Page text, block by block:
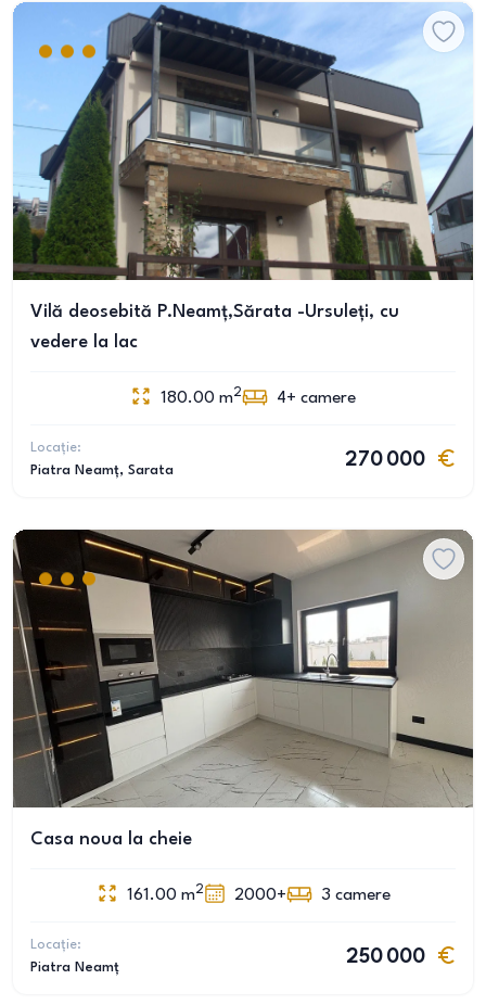
Vilă deosebită P.Neamț,Sărata -Ursuleți, cu
vedere la lac
180.00 m2 4+ camere
Locație:
Piatra Neamț, Sarata
270 000
Casa noua la cheie
161.00 m2 2000+ 3 camere
Locație:
Piatra Neamț
250 000